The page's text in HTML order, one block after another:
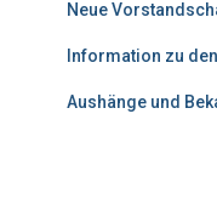
Neue
Information zu
Aushänge und